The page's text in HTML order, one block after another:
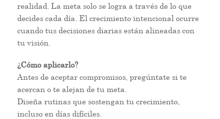
realidad. La meta solo se logra a través de lo que
decides cada día. El crecimiento intencional ocurre
cuando tus decisiones diarias están alineadas con
tu visión.
¿Cómo aplicarlo?
Antes de aceptar compromisos, pregúntate si te
acercan o te alejan de tu meta.
Diseña rutinas que sostengan tu crecimiento,
incluso en días difíciles.